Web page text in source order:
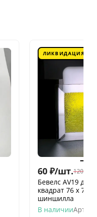
ЛИКВИДАЦИЯ
60 ₽/шт.120
Бевелс AV19
квадрат 76 х 76
шиншилла
В наличии